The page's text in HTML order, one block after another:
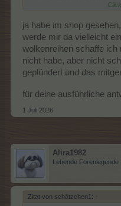
Da gibt es Neon-Upgrades
Sonderställe, wie z.B.
Möwennest,
Also ich habe auf ein paar
x Schaf) freigeschaltet
und hole mir da jetzt immer
nachdem wie viele ich da
können? 2 Juwelen-Token
Für die Wolkenreihe auf der
erst noch, da werden es
Medaillen braucht man 95 +
10:00 Uhr.
ja habe im shop
werde mir da vielleicht
wolkenreihen schaffe ich
nicht habe, aber nicht
geplündert und das
für deine ausführliche
1 Juli 2026
Alira1982
Lebende Forenlegende
Zitat von schätzchen1: ↑